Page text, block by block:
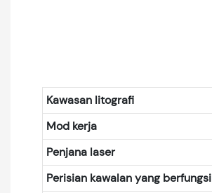
Kawasan litografi
Mod kerja
Penjana laser
Perisian kawalan yang berfungsi